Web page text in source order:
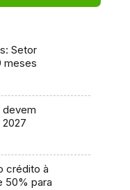
Setor
meses
devem
crédito à
50% para